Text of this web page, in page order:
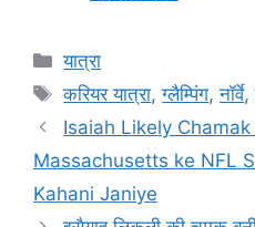
Categories
यात्रा
Tags
करियर यात्रा,ग्लैम्पिंग,नॉर्वे,
Isaiah Likely
Massachusetts ke NFL
Kahani Janiye